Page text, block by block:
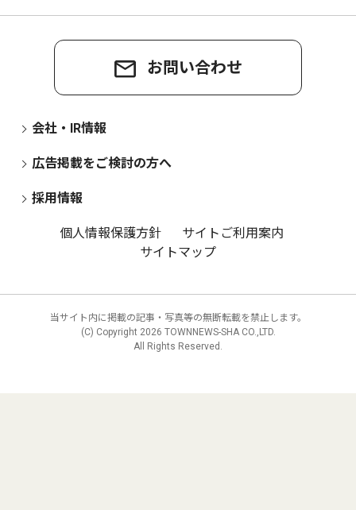
お問い合わせ
会社・IR情報
広告掲載をご検討の方へ
採用情報
個人情報保護方針
サイトご利用案内
サイトマップ
当サイト内に掲載の記事・写真等の無断転載を禁止します。
(C) Copyright 2026 TOWNNEWS-SHA CO.,LTD.
All Rights Reserved.